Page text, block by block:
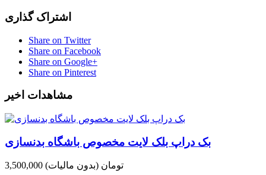
اشتراک گذاری
Share on Twitter
Share on Facebook
Share on Google+
Share on Pinterest
مشاهدات اخیر
بک دراپ بلک لایت مخصوص باشگاه بدنسازی
3,500,000 تومان (بدون مالیات)